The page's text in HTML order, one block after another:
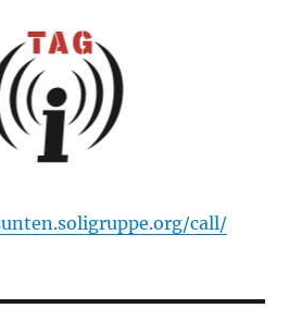
call/